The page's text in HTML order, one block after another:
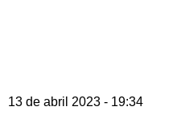
13 de abril 2023 - 19:34